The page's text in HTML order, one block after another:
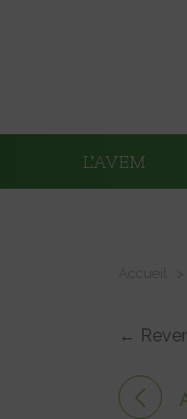
L’AVEM
←